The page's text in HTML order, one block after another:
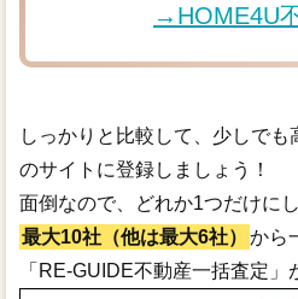
→HOME4U
しっかりと比較して、少しで
のサイトに登録しましょう！
面倒なので、どれか1つだけに
最大10社（他は最大6社）
から
「RE-GUIDE不動産一括査定」